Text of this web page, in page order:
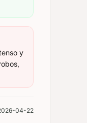
y
04-22